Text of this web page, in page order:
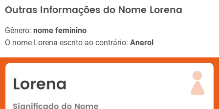
Outras Informações do Nome Lorena
Gênero: nome feminino
O nome Lorena escrito ao contrário: Anerol